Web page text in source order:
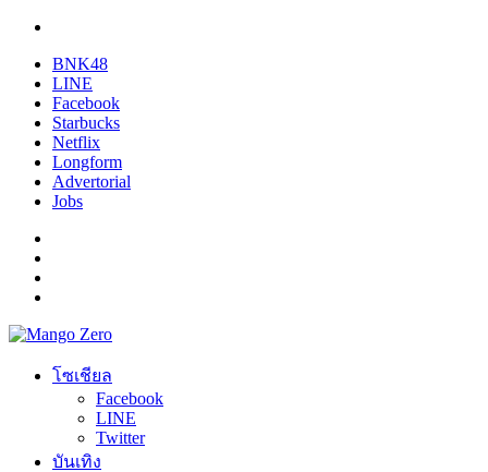
BNK48
LINE
Facebook
Starbucks
Netflix
Longform
Advertorial
Jobs
โซเชียล
Facebook
LINE
Twitter
บันเทิง